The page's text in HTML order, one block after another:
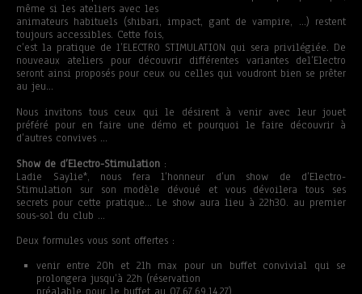
même si les ateliers avec les
animateurs habituels (shibari, impact, gant de vampire, …) restent
toujours accessibles. Cette fois,
c’est la pratique de l’ELECTRO STIMULATION qui sera privilégiée. De
nouveaux ateliers pour découvrir différentes variantes del’Electro
seront ainsi proposés pour ceux ou celles qui voudront bien se prêter
au jeu…
Nous invitons tous ceux qui le désirent à venir avec leur jouet
préféré pour en faire une démo et pourquoi le faire découvrir à
d’autres convives …
Show de d’Electro-Stimulation :
Ladie Saylie*, nous fera l’honneur d’un show de d’Electro-
Stimulation sur son modèle dévoué et vous dévoilera tous ses
secrets pour cette pratique… Le show aura lieu à 22h30. au premier
sous-sol du club …
Deux formules vous sont offertes :
venir entre 20h et 21h max pour un buffet convivial qui se
prolongera jusqu’à 22h (réservation